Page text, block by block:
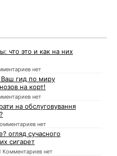
что это и как на них
нет
гид по миру
на корт!
нет
на обслуговування
нет
огляд сучасного
сигарет
Комментариев нет